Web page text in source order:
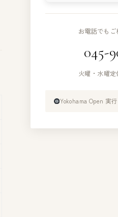
お電話でも
045-
火曜・水曜
Yokohama Open 実